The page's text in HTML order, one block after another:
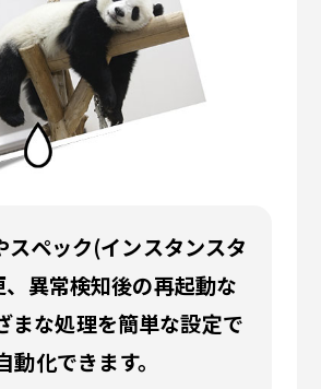
スペック(インスタンスタ
異常検知後の再起動な
まな処理を簡単な設定で
動化できます。